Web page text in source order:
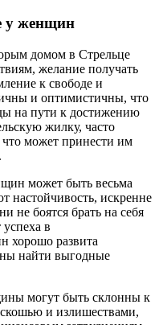
у женщин
домом в Стрельце
желание получать
к свободе и
и оптимистичны, что
на пути к достижению
жилку, часто
может принести им
может быть весьма
настойчивость, искренне
не боятся брать на себя
успеха в
хорошо развита
найти выгодные
могут быть склонны к
и излишествами,